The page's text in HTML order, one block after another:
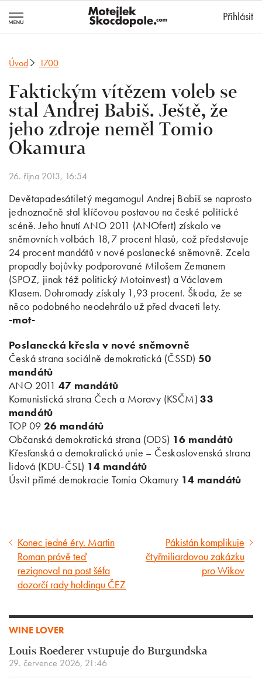
Přihlásit
Úvod 1700
Faktickým vítězem voleb se
stal Andrej Babiš. Ještě, že
jeho zdroje neměl Tomio
Okamura
26. října 2013, 16:54
Devětapadesátiletý megamogul Andrej Babiš se naprosto
jednoznačně stal klíčovou postavou na české politické
scéně. Jeho hnutí ANO 2011 (ANOfert) získalo ve
sněmovních volbách 18,7 procent hlasů, což představuje
24 procent mandátů v nové poslanecké sněmovně. Zcela
propadly bojůvky podporované Milošem Zemanem
(SPOZ, jinak též politický Motoinvest) a Václavem
Klasem. Dohromady získaly 1,93 procent. Škoda, že se
něco podobného neodehrálo už před dvaceti lety.
-mot-
Poslanecká křesla v nové sněmovně
Česká strana sociálně demokratická (ČSSD) 50
mandátů
ANO 2011 47 mandátů
Komunistická strana Čech a Moravy (KSČM)33
mandátů
TOP 09 26 mandátů
Občanská demokratická strana (ODS) 16 mandátů
Křesťanská a demokratická unie – Československá strana
lidová (KDU-ČSL) 14 mandátů
Úsvit přímé demokracie Tomia Okamury 14 mandátů
Předcházející
článek
Konec jedné éry. Martin
Roman právě teď
rezignoval na post šéfa
dozorčí rady holdingu ČEZ
Následující
článek
Pákistán komplikuje
čtyřmiliardovou zakázku
pro Wikov
WINE LOVER
Louis Roederer vstupuje do Burgundska
29. července 2026, 21:46